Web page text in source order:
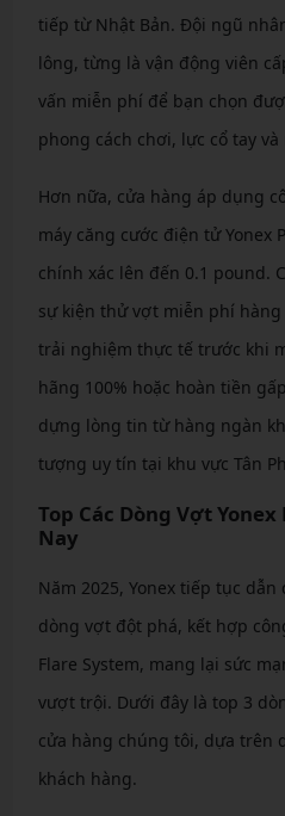
tiếp từ Nhật Bản. Đội ngũ
lông, từng là vận động viên
vấn miễn phí để bạn chọn
phong cách chơi, lực cổ tay và
Hơn nữa, cửa hàng áp dụng
máy căng cước điện tử Yonex
chính xác lên đến 0.1 pound.
sự kiện thử vợt miễn phí
trải nghiệm thực tế trước khi
hãng 100% hoặc hoàn tiền
dựng lòng tin từ hàng ngàn
tượng uy tín tại khu vực Tân
Top Các Dòng Vợt
Nay
Năm 2025, Yonex tiếp tục
dòng vợt đột phá, kết hợp
Flare System, mang lại sức
vượt trội. Dưới đây là top 3
cửa hàng chúng tôi, dựa trên
khách hàng.